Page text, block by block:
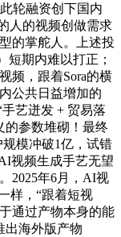
轮融资创下国内
人的视频创做需求
的掌舵人。上述投
短期内难以打正；
频，跟着Sora的横
公共日益增加的
艺迸发 + 贸易落
的参数堆砌！最终
模冲破1亿，试错
视频生成手艺无望
2025年6月，AI视
样，“跟着短视
通过产物本身的能
出海外版产物